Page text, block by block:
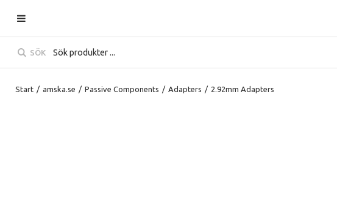
SÖK
Start / amska.se / Passive Components / Adapters / 2.92mm Adapters